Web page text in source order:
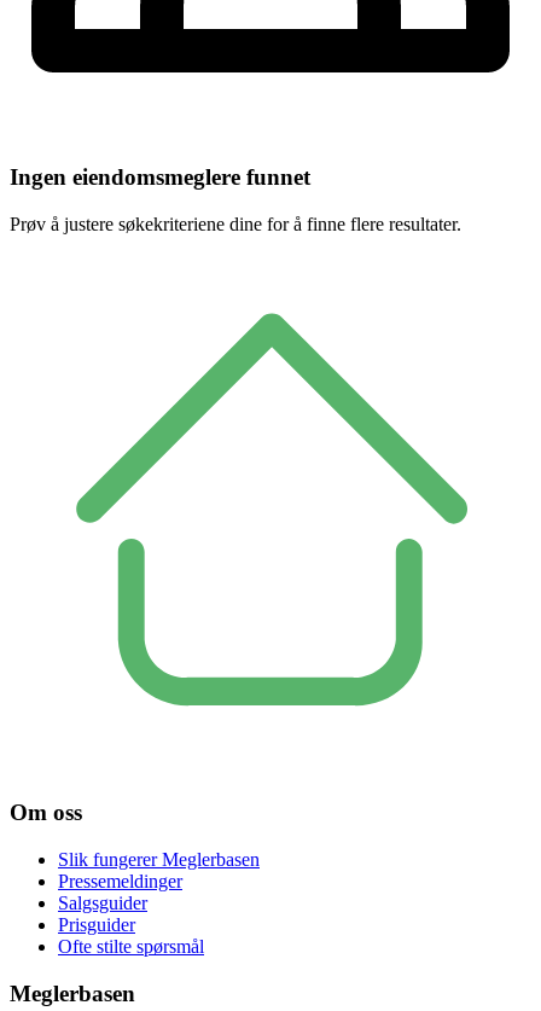
Ingen eiendomsmeglere funnet
Prøv å justere søkekriteriene dine for å finne flere resultater.
Om oss
Slik fungerer Meglerbasen
Pressemeldinger
Salgsguider
Prisguider
Ofte stilte spørsmål
Meglerbasen